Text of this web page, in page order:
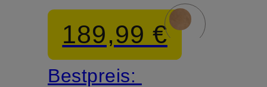
in
Lederoptik
189,99 €
Bestpreis: